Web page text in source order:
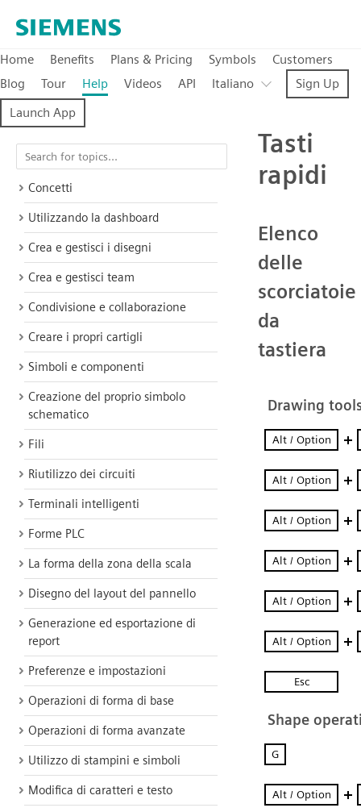
Home Benefits Plans & Pricing Symbols
Customers
Blog
Tour Help Videos API Italiano
Sign Up
Launch App
Concetti
Utilizzando la dashboard
Crea e gestisci i disegni
Crea e gestisci team
Condivisione e collaborazione
Creare i propri cartigli
Simboli e componenti
Creazione del proprio simbolo
schematico
Fili
Riutilizzo dei circuiti
Terminali intelligenti
Forme PLC
La forma della zona della scala
Disegno del layout del pannello
Generazione ed esportazione di
report
Preferenze e impostazioni
Operazioni di forma di base
Operazioni di forma avanzate
Utilizzo di stampini e simboli
Modifica di caratteri e testo
Tasti
rapidi
Elenco
delle
scorciatoie
da
tastiera